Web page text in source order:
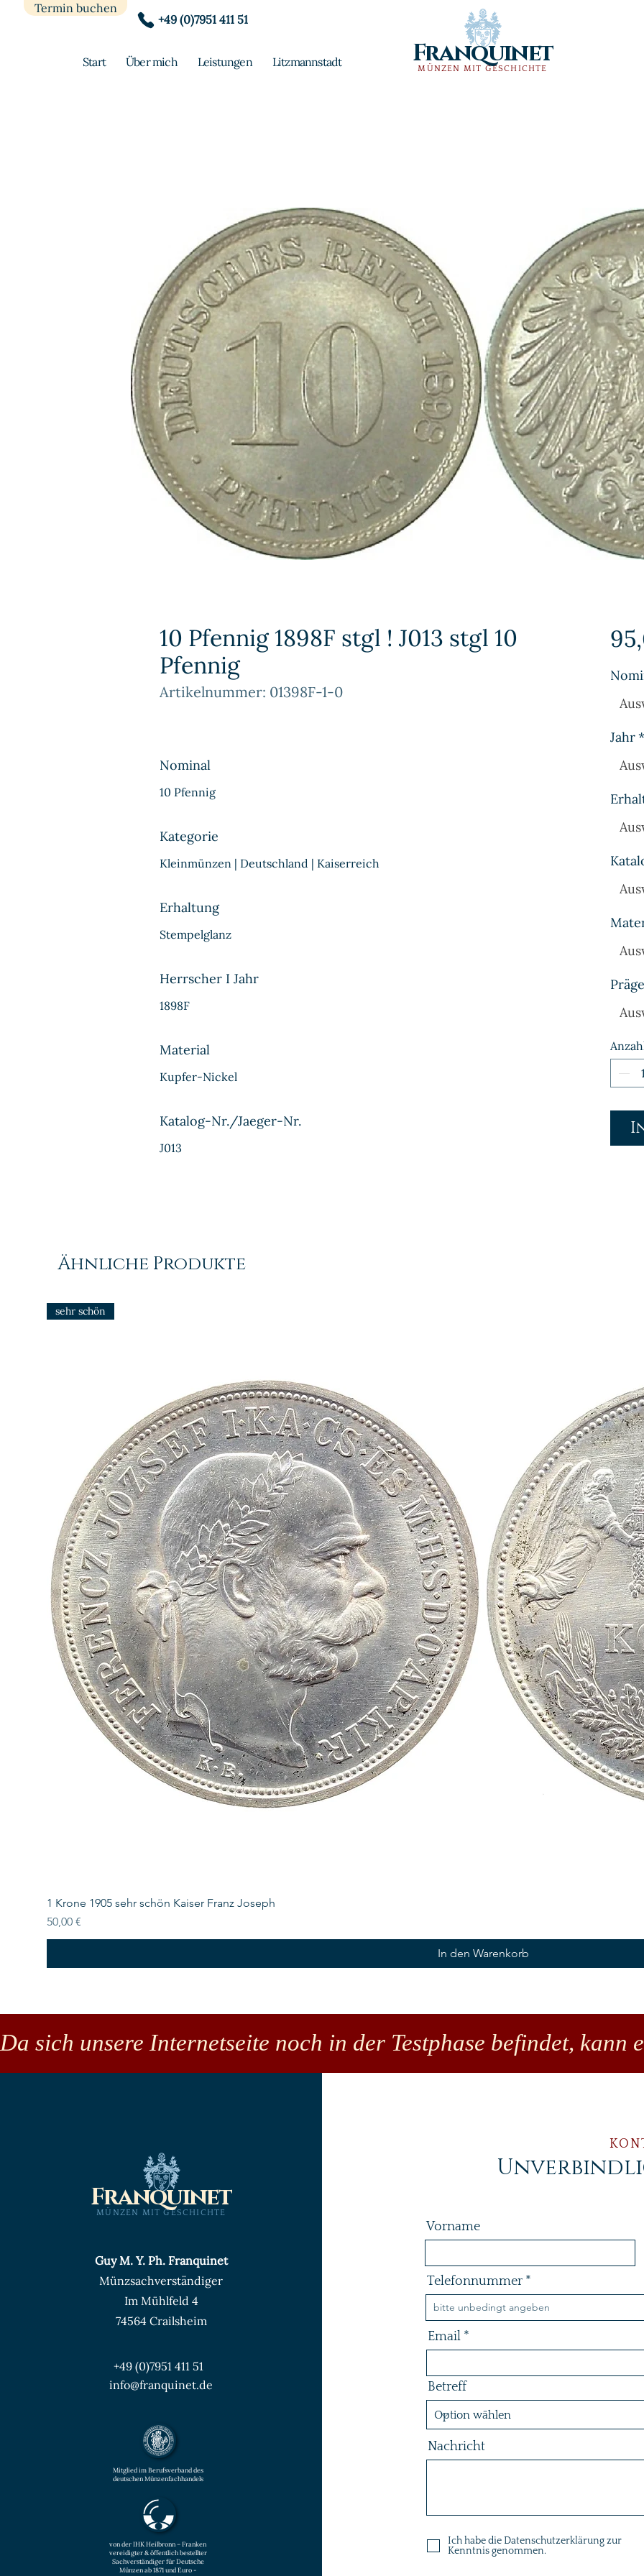
Termin buchen
Start Über mich Leistungen Litzmannstadt
+49 (0)7951 411 51
MÜNZEN MIT GESCHICHTE
Franquinet
10 Pfennig 1898F stgl ! J013 stgl 10
Pfennig
Artikelnummer: 01398F-1-0
Nominal
10 Pfennig
Kategorie
Kleinmünzen | Deutschland | Kaiserreich
Erhaltung
Stempelglanz
Herrscher I Jahr
1898F
Material
Kupfer-Nickel
Katalog-Nr./Jaeger-Nr.
J013
Jahr*
Ähnliche Produkte
sehr schön
1 Krone 1905 sehr schön Kaiser Franz Joseph
Preis
50,00 €
In den Warenkorb
Da sich unsere Internetseite noch in der Testphase befindet,
MÜNZEN MIT GESCHICHTE
Franquinet
Guy M. Y. Ph. Franquinet
Münzsachverständiger
Im Mühlfeld 4
74564 Crailsheim
+49 (0)7951 411 51
info@franquinet.de
Mitglied im Berufsverband des
deutschen Münzenfachhandels
von der IHK Heilbronn – Franken
vereidigter & öffentlich bestellter
Sachverständiger für Deutsche
Münzen ab 1871 und Euro -
Vorname
Telefonnummer
Email
Betreff
Nachricht
Ich habe die Datenschutzerklärung zur
Kenntnis genommen.